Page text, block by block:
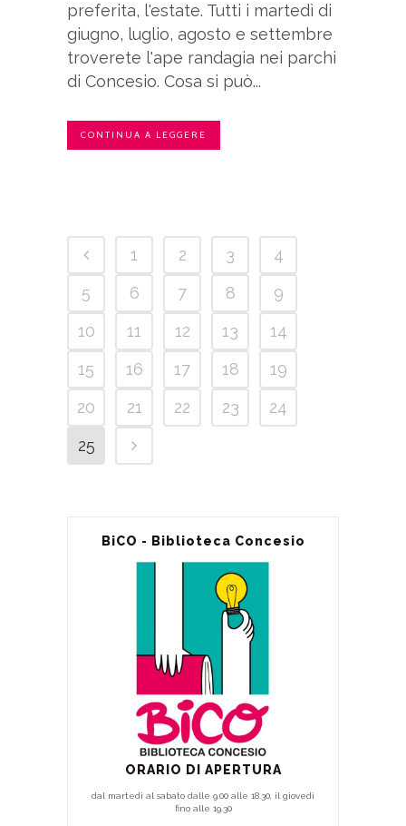
preferita, l'estate. Tutti i martedì di
giugno, luglio, agosto e settembre
troverete l'ape randagia nei parchi
di Concesio. Cosa si può...
CONTINUA A LEGGERE
1 2 3
4
5
6 7 8
9
10
11 12 13
14
15
16 17 18
19
20
21 22 23
24
25
BiCO - Biblioteca Concesio
ORARIO DI APERTURA
dal martedì al sabato dalle 9.00 alle 18.30, il giovedì
fino alle 19.30